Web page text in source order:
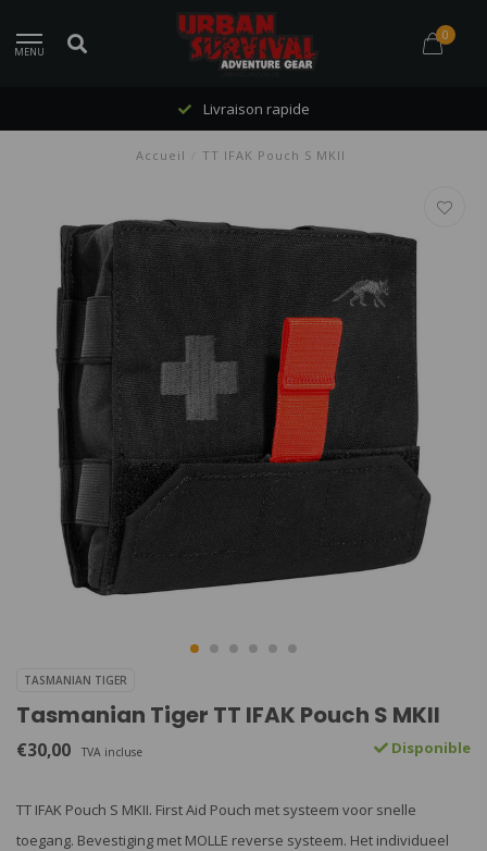
MENU
0
Livraison rapide
Accueil TT IFAK Pouch S MKII
TASMANIAN TIGER
Tasmanian Tiger TT IFAK Pouch S MKII
€30,00 TVA incluse Disponible
TT IFAK Pouch S MKII. First Aid Pouch met systeem voor snelle
toegang. Bevestiging met MOLLE reverse systeem. Het individueel